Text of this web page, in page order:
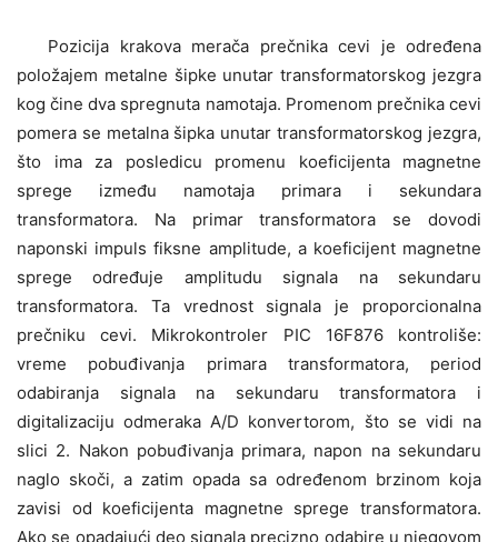
Pozicija krakova merača prečnika cevi je određena
položajem metalne šipke unutar transformatorskog jezgra
kog čine dva spregnuta namotaja. Promenom prečnika cevi
pomera se metalna šipka unutar transformatorskog jezgra,
što ima za posledicu promenu koeficijenta magnetne
sprege između namotaja primara i sekundara
transformatora. Na primar transformatora se dovodi
naponski impuls fiksne amplitude, a koeficijent magnetne
sprege određuje amplitudu signala na sekundaru
transformatora. Ta vrednost signala je proporcionalna
prečniku cevi. Mikrokontroler PIC 16F876 kontroliše:
vreme pobuđivanja primara transformatora, period
odabiranja signala na sekundaru transformatora i
digitalizaciju odmeraka A/D konvertorom, što se vidi na
slici 2. Nakon pobuđivanja primara, napon na sekundaru
naglo skoči, a zatim opada sa određenom brzinom koja
zavisi od koeficijenta magnetne sprege transformatora.
Ako se opadajući deo signala precizno odabire u njegovom